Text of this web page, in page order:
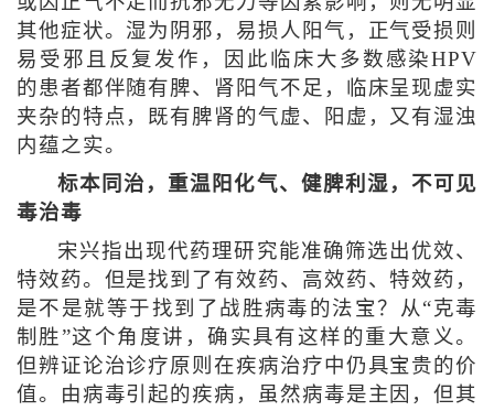
其他症状。湿为阴邪，易损人阳气，正气受损则
易受邪且反复发作，因此临床大多数感染HPV
的患者都伴随有脾、肾阳气不足，临床呈现虚实
夹杂的特点，既有脾肾的气虚、阳虚，又有湿浊
内蕴之实。
标本同治，重温阳化气、健脾利湿，不可见
毒治毒
宋兴指出现代药理研究能准确筛选出优效、
特效药。但是找到了有效药、高效药、特效药，
是不是就等于找到了战胜病毒的法宝？从“克毒
制胜”这个角度讲，确实具有这样的重大意义。
但辨证论治诊疗原则在疾病治疗中仍具宝贵的价
值。由病毒引起的疾病，虽然病毒是主因，但其